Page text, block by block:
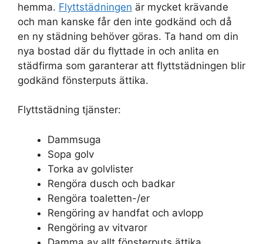
hemma. Flyttstädningen är mycket krävande
och man kanske får den inte godkänd och då
en ny städning behöver göras. Ta hand om din
nya bostad där du flyttade in och anlita en
städfirma som garanterar att flyttstädningen blir
godkänd fönsterputs ättika.
Flyttstädning tjänster:
Dammsuga
Sopa golv
Torka av golvlister
Rengöra dusch och badkar
Rengöra toaletten-/er
Rengöring av handfat och avlopp
Rengöring av vitvaror